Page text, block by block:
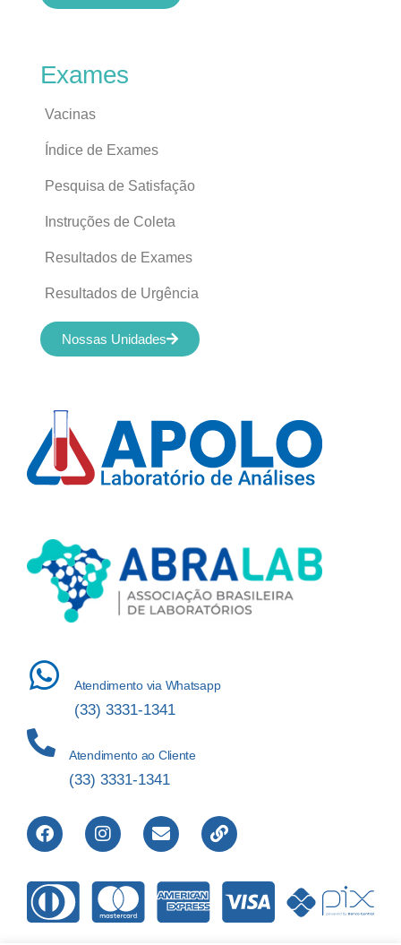
Atendimento via Whatsapp
(33) 3331-1341
Atendimento ao Cliente
(33) 3331-1341
Exames
Vacinas
Índice de Exames
Pesquisa de Satisfação
Instruções de Coleta
Resultados de Exames
Resultados de Urgência
Nossas Unidades